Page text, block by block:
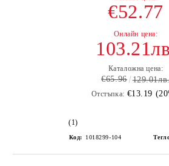
€52.77
Каталожна цена:
€65.96
Отстъпка: €13.19
(1)
Код: 1018299-104